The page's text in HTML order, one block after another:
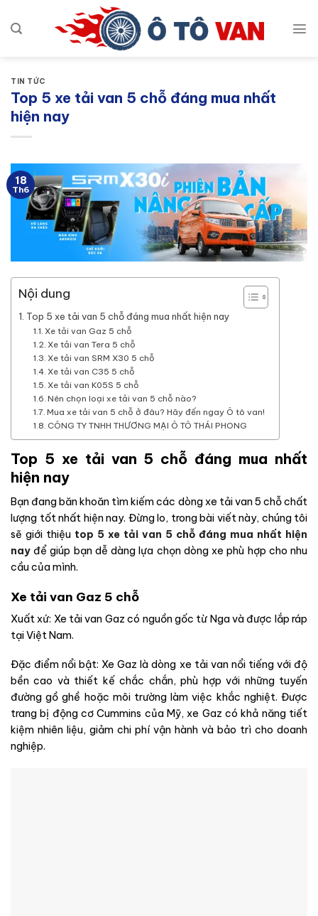
qua
TIN TỨC
Top 5 xe tải van 5 chỗ đáng mua nhất
hiện nay
18
Th6
Nội dung
Top 5 xe tải van 5 chỗ đáng mua nhất hiện nay
Xe tải van Gaz 5 chỗ
Xe tải van Tera 5 chỗ
Xe tải van SRM X30 5 chỗ
Xe tải van C35 5 chỗ
Xe tải van K05S 5 chỗ
Nên chọn loại xe tải van 5 chỗ nào?
Mua xe tải van 5 chỗ ở đâu? Hãy đến ngay Ô tô van!
CÔNG TY TNHH THƯƠNG MẠI Ô TÔ THÁI PHONG
Top 5 xe tải van 5 chỗ đáng mua nhất
hiện nay
Bạn đang băn khoăn tìm kiếm các dòng xe tải van 5 chỗ chất
lượng tốt nhất hiện nay. Đừng lo, trong bài viết này, chúng tôi
sẽ giới thiệu top 5 xe tải van 5 chỗ đáng mua nhất hiện
nay để giúp bạn dễ dàng lựa chọn dòng xe phù hợp cho nhu
cầu của mình.
Xe tải van Gaz 5 chỗ
Xuất xứ: Xe tải van Gaz có nguồn gốc từ Nga và được lắp ráp
tại Việt Nam.
Đặc điểm nổi bật: Xe Gaz là dòng xe tải van nổi tiếng với độ
bền cao và thiết kế chắc chắn, phù hợp với những tuyến
đường gồ ghề hoặc môi trường làm việc khắc nghiệt. Được
trang bị động cơ Cummins của Mỹ, xe Gaz có khả năng tiết
kiệm nhiên liệu, giảm chi phí vận hành và bảo trì cho doanh
nghiệp.